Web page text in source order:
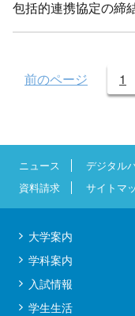
包括的連携協定の締
投
ペ
ー
ジ
送
り
前のページ 1
ニュース デジタル
資料請求
サイトマ
大学案内
学科案内
入試情報
学生生活